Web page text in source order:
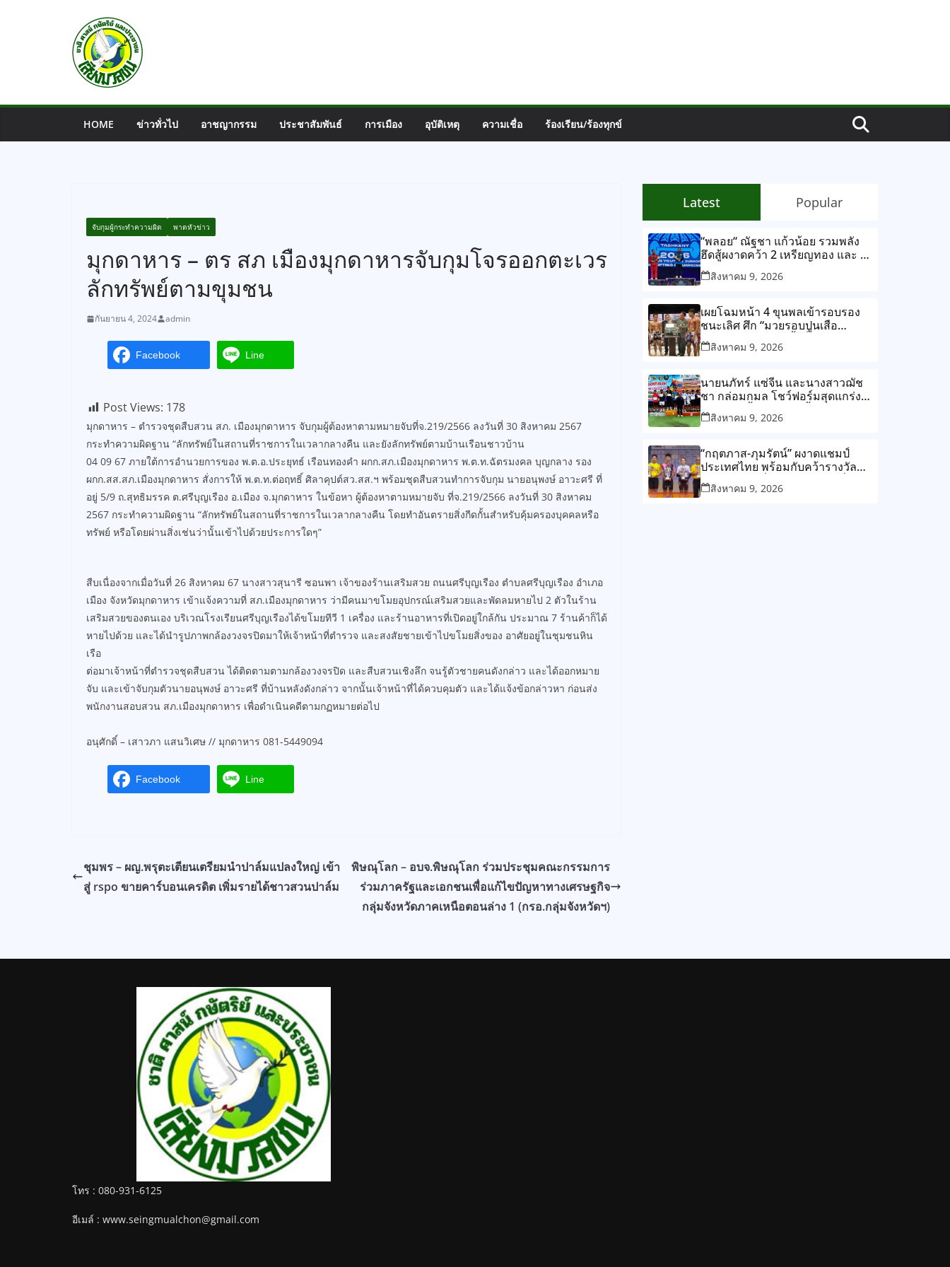
HOME ข่าวทั่วไป อาชญากรรม ประชาสัมพันธ์ การเมือง อุบัติเหตุ ความเชื่อ ร้องเรียน/ร้องทุกข์
จับกุมผู้กระทำความผิด พาดหัวข่าว
มุกดาหาร – ตร สภ เมืองมุกดาหารจับกุมโจรออกตะเวร
ลักทรัพย์ตามขุมชน
กันยายน 4, 2024 admin
Facebook Line
Post Views: 178
มุกดาหาร – ตำรวจชุดสืบสวน สภ. เมืองมุกดาหาร จับกุมผู้ต้องหาตามหมายจับที่จ.219/2566 ลงวันที่ 30 สิงหาคม 2567
กระทำความผิดฐาน “ลักทรัพย์ในสถานที่ราชการในเวลากลางคืน และยังลักทรัพย์ตามบ้านเรือนชาวบ้าน
04 09 67 ภายใต้การอำนวยการของ พ.ต.อ.ประยุทธ์ เรือนทองคำ ผกก.สภ.เมืองมุกดาหาร พ.ต.ท.ฉัตรมงคล บุญกลาง รอง
ผกก.สส.สภ.เมืองมุกดาหาร สั่งการให้ พ.ต.ท.ต่อฤทธิ์ ศิลาคุปต์สว.สส.ฯ พร้อมชุดสืบสวนทำการจับกุม นายอนุพงษ์ อาวะศรี ที่
อยู่ 5/9 ถ.สุทธิมรรค ต.ศรีบุญเรือง อ.เมือง จ.มุกดาหาร ในข้อหา ผู้ต้องหาตามหมายจับ ที่จ.219/2566 ลงวันที่ 30 สิงหาคม
2567 กระทำความผิดฐาน “ลักทรัพย์ในสถานที่ราชการในเวลากลางคืน โดยทำอันตรายสิ่งกีดกั้นสำหรับคุ้มครองบุคคลหรือ
ทรัพย์ หรือโดยผ่านสิ่งเช่นว่านั้นเข้าไปด้วยประการใดๆ”
สืบเนื่องจากเมื่อวันที่ 26 สิงหาคม 67 นางสาวสุนารี ซอนพา เจ้าของร้านเสริมสวย ถนนศรีบุญเรือง ตำบลศรีบุญเรือง อำเภอ
เมือง จังหวัดมุกดาหาร เข้าแจ้งความที่ สภ.เมืองมุกดาหาร ว่ามีคนมาขโมยอุปกรณ์เสริมสวยและพัดลมหายไป 2 ตัวในร้าน
เสริมสวยของตนเอง บริเวณโรงเรียนศรีบุญเรืองได้ขโมยทีวี 1 เครื่อง และร้านอาหารที่เปิดอยู่ใกล้กัน ประมาณ 7 ร้านค้าก็ได้
หายไปด้วย และได้นำรูปภาพกล้องวงจรปิดมาให้เจ้าหน้าที่ตำรวจ และสงสัยชายเข้าไปขโมยสิ่งของ อาศัยอยู่ในชุมชนหิน
เรือ
ต่อมาเจ้าหน้าที่ตำรวจชุดสืบสวน ได้ติดตามตามกล้องวงจรปิด และสืบสวนเชิงลึก จนรู้ตัวชายคนดังกล่าว และได้ออกหมาย
จับ และเข้าจับกุมตัวนายอนุพงษ์ อาวะศรี ที่บ้านหลังดังกล่าว จากนั้นเจ้าหน้าที่ได้ควบคุมตัว และได้แจ้งข้อกล่าวหา ก่อนส่ง
พนักงานสอบสวน สภ.เมืองมุกดาหาร เพื่อดำเนินคดีตามกฏหมายต่อไป
อนุศักดิ์ – เสาวภา แสนวิเศษ // มุกดาหาร 081-5449094
Facebook Line
ชุมพร – ผญ.พรุตะเตียนเตรียมนำปาล์มแปลงใหญ่ เข้า
สู่ rspo ขายคาร์บอนเครดิต เพิ่มรายได้ชาวสวนปาล์ม
พิษณุโลก – อบจ.พิษณุโลก ร่วมประชุมคณะกรรมการ
ร่วมภาครัฐและเอกชนเพื่อแก้ไขปัญหาทางเศรษฐกิจ
กลุ่มจังหวัดภาคเหนือตอนล่าง 1 (กรอ.กลุ่มจังหวัดฯ)
Latest Popular
“พลอย“ ณัฐชา แก้วน้อย รวมพลัง
ฮึดสู้ผงาดคว้า 2 เหรียญทอง และ 1
เหรียญทองแดง รุ่นเยาวชนหญิง 53
กิโลกรัม ในศึกยกน้ำหนักยุวชนและ
ทาชเคนท์ ประเทศอุซเบกิสถาน
สรุปผลงานจอมพลังไทยคว้าไปแล้ว
4 เหรียญทอง, 1 เหรียญเงิน และ 1
ทองแดง
สิงหาคม 9, 2026
เผยโฉมหน้า 4 ขุนพลเข้ารอบรอง
ชนะเลิศ ศึก “มวยรอบปูนเสือ
มวยไทยพันธุ์แท้ ครั้งที่ 25”
สิงหาคม 9, 2026
นายนภัทร์ แซ่จีน และนางสาวฌัช
ชา กล่อมกมล โชว์ฟอร์มสุดแกร่ง
คว้าทริปเปิ้ลแชมป์ได้ทั้งสองคน ใน
การแข่งขันนักซอฟท์เทนนิสชิงชนะ
สิงหาคม 9, 2026
“กฤตภาส-ภุมรัตน์” ผงาดแชมป์
ประเทศไทย พร้อมกับคว้ารางวัล
นักกีฬายอดเยี่ยมปี 2569 ผอ.เขื่อน
ภูมิพล พร้อมรับเจ้าภาพต่อปี 2570
สิงหาคม 9, 2026
โทร : 080-931-6125
อีเมล์ : www.seingmualchon@gmail.com